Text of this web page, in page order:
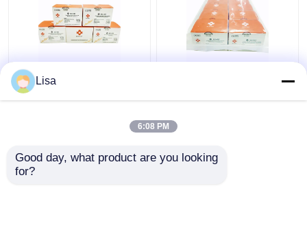
Realzeit-Virus PCR des
Herpes-HSV-6
lyophilisierten
96tests/Kit
Lisa
6:08 PM
Good day, what product are you looking
for?